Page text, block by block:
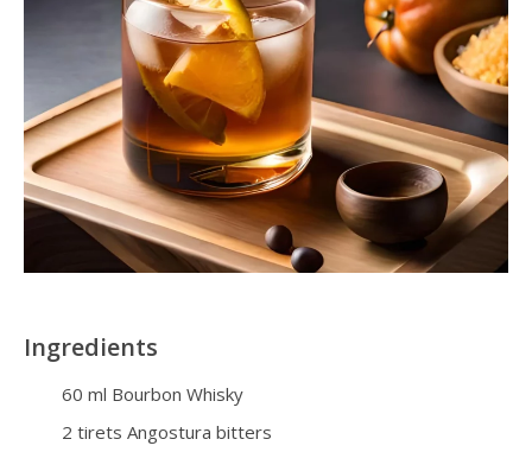
Ingredients
60 ml Bourbon Whisky
2 tirets Angostura bitters